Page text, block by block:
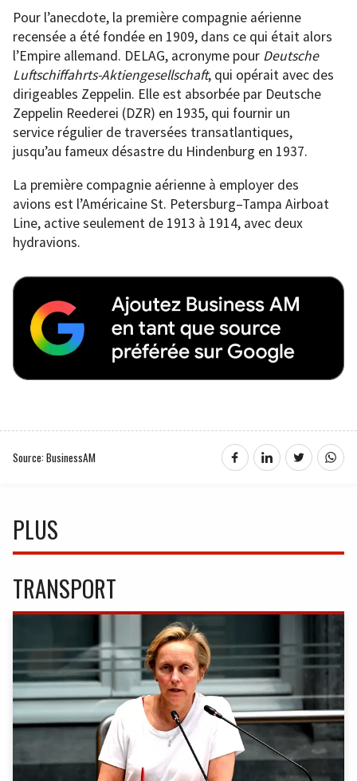
Pour l’anecdote, la première compagnie aérienne
recensée a été fondée en 1909, dans ce qui était alors
l’Empire allemand. DELAG, acronyme pour Deutsche
Luftschiffahrts-Aktiengesellschaft, qui opérait avec des
dirigeables Zeppelin. Elle est absorbée par Deutsche
Zeppelin Reederei (DZR) en 1935, qui fournir un
service régulier de traversées transatlantiques,
jusqu’au fameux désastre du Hindenburg en 1937.
La première compagnie aérienne à employer des
avions est l’Américaine St. Petersburg–Tampa Airboat
Line, active seulement de 1913 à 1914, avec deux
hydravions.
Source: BusinessAM
PLUS
TRANSPORT